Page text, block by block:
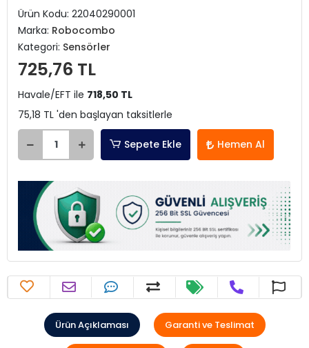
Ürün Kodu: 22040290001
Marka: Robocombo
Kategori: Sensörler
725,76 TL
Havale/EFT ile 718,50 TL
75,18 TL 'den başlayan taksitlerle
Sepete Ekle Hemen Al
Ürün Açıklaması Garanti ve Teslimat